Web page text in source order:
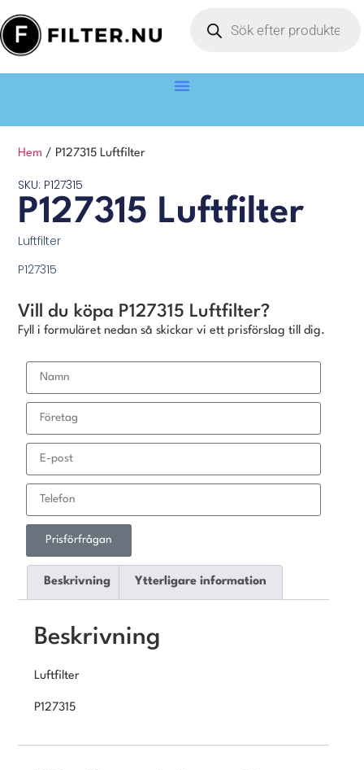
Hem / P127315 Luftfilter
SKU: P127315
P127315 Luftfilter
Luftfilter
P127315
Vill du köpa P127315 Luftfilter?
Fyll i formuläret nedan så skickar vi ett prisförslag till dig.
Prisförfrågan
Beskrivning Ytterligare information
Beskrivning
Luftfilter
P127315